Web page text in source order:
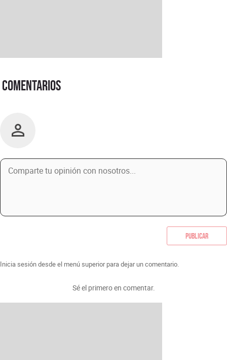
Comentarios
Publicar
Inicia sesión desde el menú superior para dejar un comentario.
Sé el primero en comentar.